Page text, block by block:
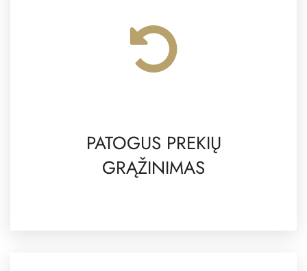
PATOGUS PREKIŲ
GRĄŽINIMAS